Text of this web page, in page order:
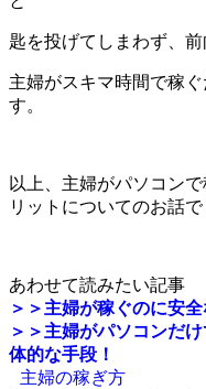
匙を投げてしまわず、
主婦がスキマ時間で稼
す。
以上、 主婦がパソコン
リットについてのお話で
あわせて読みたい記事
＞＞主婦が稼ぐのに安
＞＞主婦がパソコンだ
体的な手段！
主婦の稼ぎ方